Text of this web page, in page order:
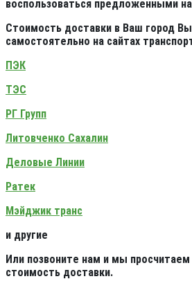
воспользоваться предложенными
Стоимость доставки в Ваш город
самостоятельно на сайтах
ПЭК
ТЭС
РГ Групп
Литовченко Сахалин
Деловые Линии
Ратек
Мэйджик транс
и другие
Или позвоните нам и мы
стоимость доставки.